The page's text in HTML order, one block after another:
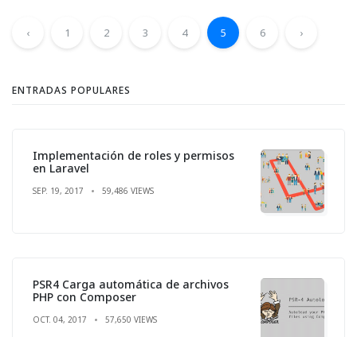
‹ 1 2 3 4 5 6 ›
ENTRADAS POPULARES
Implementación de roles y permisos
en Laravel
SEP. 19, 2017 59,486 VIEWS
PSR4 Carga automática de archivos
PHP con Composer
OCT. 04, 2017 57,650 VIEWS